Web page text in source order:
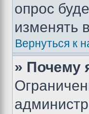
опрос
изменять
Вернуться к
» Почему